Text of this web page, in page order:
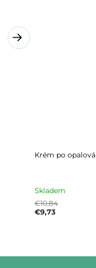
Krém po
Skladem
€10,84
€9,73